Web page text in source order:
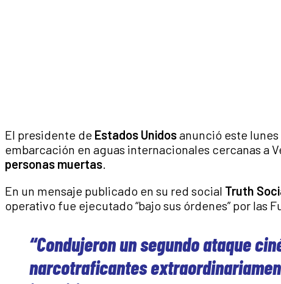
El presidente de Estados Unidosanunció este
embarcación en aguas internacionales cercanas a
personas muertas.
En un mensaje publicado en su red social Truth
operativo fue ejecutado “bajo sus órdenes” por las
“Condujeron un segundo ataque
narcotraficantes